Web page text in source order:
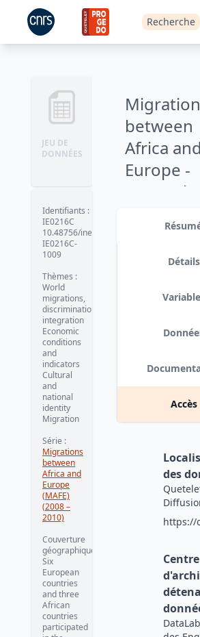
Recherche
JEU DE
DONNÉES
between
Africa and
Europe -
MAFE
Identifiants :
IE0216C
10.48756/ined-
IE0216C-
1009
Thèmes :
World
migrations,
discrimination,
integration
Economic
conditions
and
indicators
Cultural
and
national
identity
Migration
Série :
Migrations
between
Africa and
Europe
(MAFE)
(2008 –
2010)
Couverture
géographique
Six
European
countries
and three
African
countries
participated
Détails
Accès
des
https://
Centre